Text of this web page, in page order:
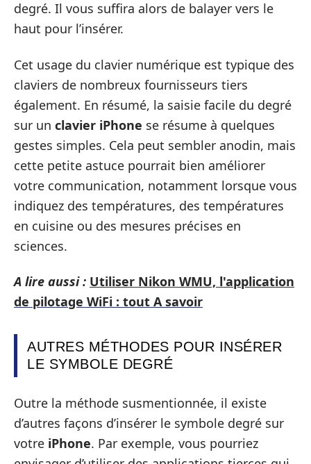
degré. Il vous suffira alors de balayer vers le
haut pour l’insérer.
Cet usage du clavier numérique est typique des
claviers de nombreux fournisseurs tiers
également. En résumé, la saisie facile du degré
sur un clavier iPhone se résume à quelques
gestes simples. Cela peut sembler anodin, mais
cette petite astuce pourrait bien améliorer
votre communication, notamment lorsque vous
indiquez des températures, des températures
en cuisine ou des mesures précises en
sciences.
A lire aussi : Utiliser Nikon WMU, l'application
de pilotage WiFi : tout A savoir
AUTRES MÉTHODES POUR INSÉRER
LE SYMBOLE DEGRÉ
Outre la méthode susmentionnée, il existe
d’autres façons d’insérer le symbole degré sur
votre iPhone. Par exemple, vous pourriez